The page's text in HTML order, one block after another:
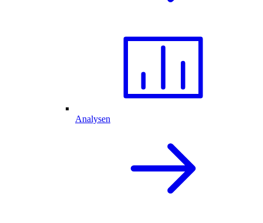
Analysen